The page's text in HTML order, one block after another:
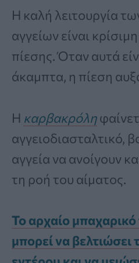
Η καλή λειτουργία
αγγείων είναι
πίεσης. Όταν αυτά
άκαμπτα, η πίεση
Η καρβακρόλη
αγγειοδιασταλτικό,
αγγεία να ανοίγουν
τη ροή του αίματος.
Το αρχαίο μπαχαρικό
μπορεί να βελτιώσει